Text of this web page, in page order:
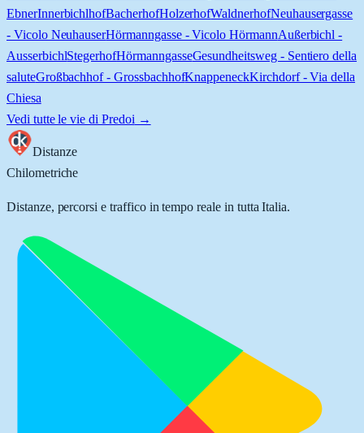
EbnerInnerbichlhofBacherhofHolzerhofWaldnerhofNeuhausergasse
- Vicolo NeuhauserHörmanngasse - Vicolo HörmannAußerbichl -
AusserbichlStegerhofHörmanngasseGesundheitsweg - Sentiero della
saluteGroßbachhof - GrossbachhofKnappeneckKirchdorf - Via della
Chiesa
Vedi tutte le vie di Predoi →
Distanze
Chilometriche
Distanze, percorsi e traffico in tempo reale in tutta Italia.